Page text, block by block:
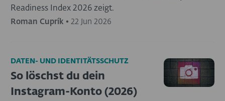
Readiness Index 2026 zeigt.
Roman Cuprík • 22 Jun 2026
DATEN- UND IDENTITÄTSSCHUTZ
So löschst du dein
Instagram-Konto (2026)